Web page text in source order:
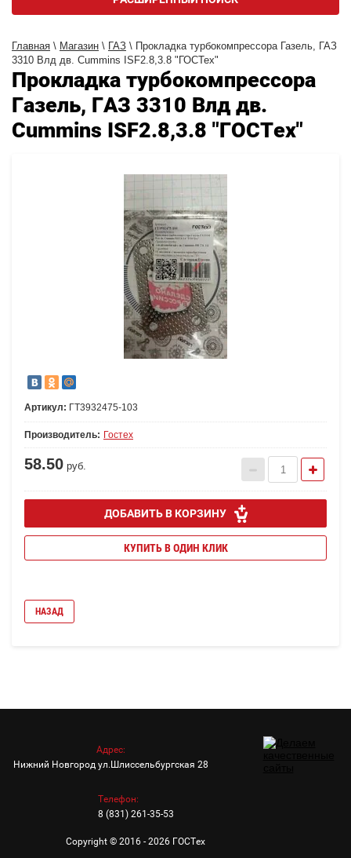
Главная \ Магазин \ ГАЗ \ Прокладка турбокомпрессора Газель, ГАЗ
3310 Влд дв. Cummins ISF2.8,3.8 "ГОСТех"
Прокладка турбокомпрессора
Газель, ГАЗ 3310 Влд дв.
Cummins ISF2.8,3.8 "ГОСТех"
Артикул: ГТ3932475-103
Производитель: Гостех
58.50 руб.
ДОБАВИТЬ В КОРЗИНУ
КУПИТЬ В ОДИН КЛИК
НАЗАД
Copyright © 2016 - 2026 ГОСТех
Адрес:
Нижний Новгород ул.Шлиссельбургская 28
Телефон:
8 (831) 261-35-53